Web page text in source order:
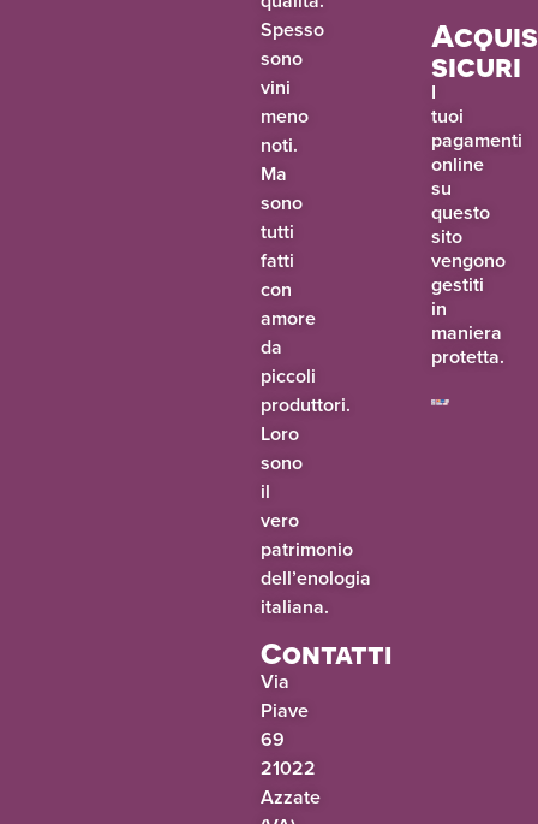
Spesso
sono
vini
meno
noti.
Ma
sono
tutti
fatti
con
amore
da
piccoli
produttori.
Loro
sono
il
vero
patrimonio
dell’enologia
italiana.
Contatti
Via
Piave
69
21022
Azzate
sicuri
I
tuoi
pagamenti
online
su
questo
sito
vengono
gestiti
in
maniera
protetta.